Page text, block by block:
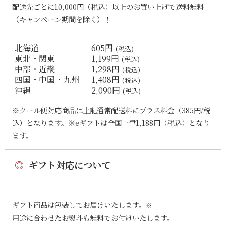
配送先ごとに10,000円（税込）以上のお買い上げで送料無料
（キャンペーン期間を除く）！
北海道 605円 (税込)
東北・関東 1,199円 (税込)
中部・近畿 1,298円 (税込)
四国・中国・九州 1,408円 (税込)
沖縄 2,090円 (税込)
※クール便対応商品は上記通常配送料にプラス料金（385円/税
込）となります。※eギフトは全国一律1,188円（税込）となり
ます。
◎ ギフト対応について
ギフト商品は包装してお届けいたします。 ※
用途に合わせたお熨斗も無料でお付けいたします。